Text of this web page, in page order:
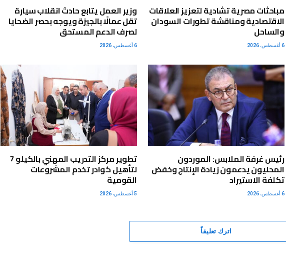
مباحثات مصرية تشادية لتعزيز العلاقات
الاقتصادية ومناقشة تطورات السودان
والساحل
6 أغسطس، 2026
وزير العمل يتابع حادث انقلاب سيارة
تقل عمالًا بالجيزة ويوجه بحصر الضحايا
لصرف الدعم المستحق
6 أغسطس، 2026
رئيس غرفة الملابس: الموردون
المحليون يدعمون زيادة الإنتاج وخفض
تكلفة الاستيراد
6 أغسطس، 2026
تطوير مركز التدريب المهني بالكيلو 7
لتأهيل كوادر تخدم المشروعات
القومية
5 أغسطس، 2026
اترك تعليقاً